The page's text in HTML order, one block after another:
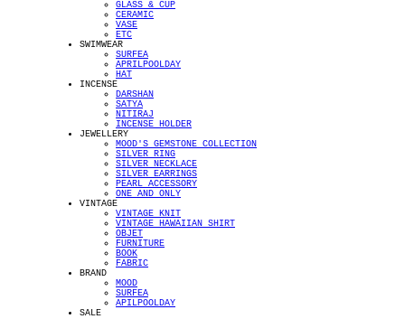
GLASS & CUP
CERAMIC
VASE
ETC
SWIMWEAR
SURFEA
APRILPOOLDAY
HAT
INCENSE
DARSHAN
SATYA
NITIRAJ
INCENSE HOLDER
JEWELLERY
MOOD'S GEMSTONE COLLECTION
SILVER RING
SILVER NECKLACE
SILVER EARRINGS
PEARL ACCESSORY
ONE AND ONLY
VINTAGE
VINTAGE KNIT
VINTAGE HAWAIIAN SHIRT
OBJET
FURNITURE
BOOK
FABRIC
BRAND
MOOD
SURFEA
APILPOOLDAY
SALE